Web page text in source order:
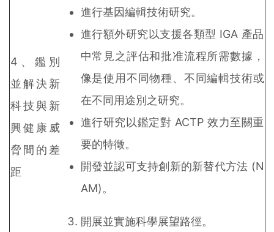
4、鑑別
並解決新
科技與新
興健康威
脅間的差
距
進行基因編輯技術研究。
進行額外研究以支援各類型 IGA 產品
中常見之評估和批准流程所需數據，
像是使用不同物種、不同編輯技術或
在不同用途別之研究。
進行研究以鑑定對 ACTP 效力至關重
要的特徵。
開發並認可支持創新的新替代方法 (N
AM)。
開展並實施科學展望路徑。